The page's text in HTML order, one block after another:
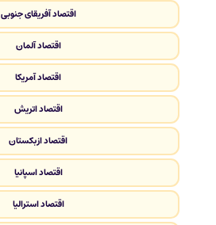
اقتصاد آفریقای جنوبی
اقتصاد آلمان
اقتصاد آمریکا
اقتصاد اتریش
اقتصاد ازبکستان
اقتصاد اسپانیا
اقتصاد استرالیا